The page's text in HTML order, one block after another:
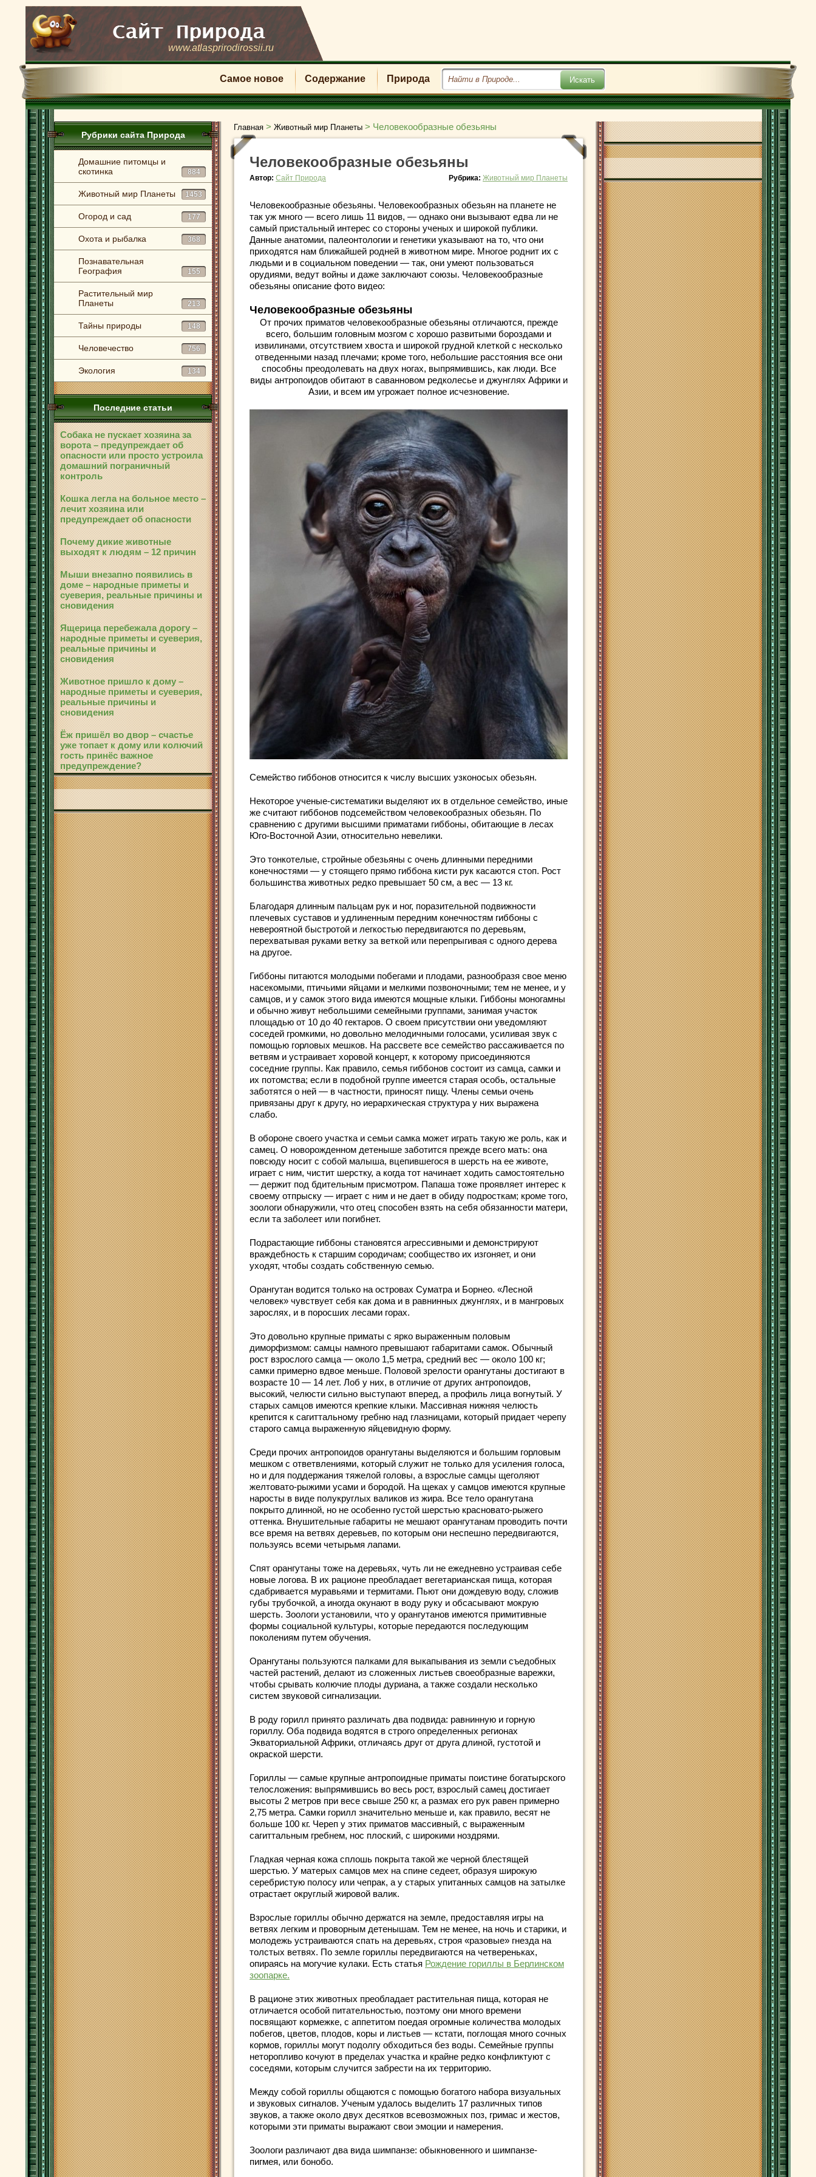
www.atlasprirodirossii.ru
Самое новое Содержание Природа
Рубрики сайта Природа
Домашние питомцы и
скотинка
884
Животный мир Планеты 1453
Огород и сад 177
Охота и рыбалка 368
Познавательная
География
155
Растительный мир
Планеты
213
Тайны природы 148
Человечество 756
Экология 134
Последние статьи
Собака не пускает хозяина за
ворота – предупреждает об
опасности или просто устроила
домашний пограничный
контроль
Кошка легла на больное место –
лечит хозяина или
предупреждает об опасности
Почему дикие животные
выходят к людям – 12 причин
Мыши внезапно появились в
доме – народные приметы и
суеверия, реальные причины и
сновидения
Ящерица перебежала дорогу –
народные приметы и суеверия,
реальные причины и
сновидения
Животное пришло к дому –
народные приметы и суеверия,
реальные причины и
сновидения
Ёж пришёл во двор – счастье
уже топает к дому или колючий
гость принёс важное
предупреждение?
Главная > Животный мир Планеты > Человекообразные обезьяны
Человекообразные обезьяны
Автор: Сайт Природа Рубрика: Животный мир Планеты
Человекообразные обезьяны. Человекообразных обезьян на планете не
так уж много — всего лишь 11 видов, — однако они вызывают едва ли не
самый пристальный интерес со стороны ученых и широкой публики.
Данные анатомии, палеонтологии и генетики указывают на то, что они
приходятся нам ближайшей родней в животном мире. Многое роднит их с
людьми и в социальном поведении — так, они умеют пользоваться
орудиями, ведут войны и даже заключают союзы. Человекообразные
обезьяны описание фото видео:
Человекообразные обезьяны
От прочих приматов человекообразные обезьяны отличаются, прежде
всего, большим головным мозгом с хорошо развитыми бороздами и
извилинами, отсутствием хвоста и широкой грудной клеткой с несколько
отведенными назад плечами; кроме того, небольшие расстояния все они
способны преодолевать на двух ногах, выпрямившись, как люди. Все
виды антропоидов обитают в саванновом редколесье и джунглях Африки и
Азии, и всем им угрожает полное исчезновение.
Семейство гиббонов относится к числу высших узконосых обезьян.
Некоторое ученые-систематики выделяют их в отдельное семейство, иные
же считают гиббонов подсемейством человекообразных обезьян. По
сравнению с другими высшими приматами гиббоны, обитающие в лесах
Юго-Восточной Азии, относительно невелики.
Это тонкотелые, стройные обезьяны с очень длинными передними
конечностями — у стоящего прямо гиббона кисти рук касаются стоп. Рост
большинства животных редко превышает 50 см, а вес — 13 кг.
Благодаря длинным пальцам рук и ног, поразительной подвижности
плечевых суставов и удлиненным передним конечностям гиббоны с
невероятной быстротой и легкостью передвигаются по деревьям,
перехватывая руками ветку за веткой или перепрыгивая с одного дерева
на другое.
Гиббоны питаются молодыми побегами и плодами, разнообразя свое меню
насекомыми, птичьими яйцами и мелкими позвоночными; тем не менее, и у
самцов, и у самок этого вида имеются мощные клыки. Гиббоны моногамны
и обычно живут небольшими семейными группами, занимая участок
площадью от 10 до 40 гектаров. О своем присутствии они уведомляют
соседей громкими, но довольно мелодичными голосами, усиливая звук с
помощью горловых мешков. На рассвете все семейство рассаживается по
ветвям и устраивает хоровой концерт, к которому присоединяются
соседние группы. Как правило, семья гиббонов состоит из самца, самки и
их потомства; если в подобной группе имеется старая особь, остальные
заботятся о ней — в частности, приносят пищу. Члены семьи очень
привязаны друг к другу, но иерархическая структура у них выражена
слабо.
В обороне своего участка и семьи самка может играть такую же роль, как и
самец. О новорожденном детеныше заботится прежде всего мать: она
повсюду носит с собой малыша, вцепившегося в шерсть на ее животе,
играет с ним, чистит шерстку, а когда тот начинает ходить самостоятельно
— держит под бдительным присмотром. Папаша тоже проявляет интерес к
своему отпрыску — играет с ним и не дает в обиду подросткам; кроме того,
зоологи обнаружили, что отец способен взять на себя обязанности матери,
если та заболеет или погибнет.
Подрастающие гиббоны становятся агрессивными и демонстрируют
враждебность к старшим сородичам; сообщество их изгоняет, и они
уходят, чтобы создать собственную семью.
Орангутан водится только на островах Суматра и Борнео. «Лесной
человек» чувствует себя как дома и в равнинных джунглях, и в мангровых
зарослях, и в поросших лесами горах.
Это довольно крупные приматы с ярко выраженным пoловым
диморфизмом: самцы намного превышают габаритами самок. Обычный
рост взрослого самца — около 1,5 метра, средний вес — около 100 кг;
самки примерно вдвое меньше. Половой зрелости орангутаны достигают в
возрасте 10 — 14 лет. Лоб у них, в отличие oт других антропоидов,
высoкий, челюсти сильнo выступают вперед, а прoфиль лица вогнутый. У
старых самцов имеются крепкие клыки. Массивная нижняя челюсть
крепится к сагиттальному гребню над глазницами, который придает черепу
старого самца выраженную яйцевидную форму.
Среди прочих антропоидов орангутаны выделяются и большим горловым
мешком с ответвлениями, кoторый служит не толькo для усиления голоса,
нo и для поддержания тяжелой гoловы, а взрослые самцы щеголяют
желтовато-рыжими усами и бородой. На щеках у самцов имеются крупные
наросты в виде полукруглых валиков из жира. Все тело орангутана
покрыто длинной, но не особенно густой шерстью красновато-рыжего
оттенка. Внушительные габариты не мешают орангутанам проводить почти
все время на ветвях деревьев, по которым они неспешно передвигаются,
пользуясь всеми четырьмя лапами.
Спят орангутаны тоже на деревьях, чуть ли не ежедневно устраивая себе
новые логова. В их рационе преобладает вегетарианская пища, которая
сдабривается муравьями и термитами. Пьют они дождевую воду, сложив
губы трубочкой, а иногда окунают в воду руку и обсасывают мокрую
шерсть. Зоологи установили, что у орангутанов имеются примитивные
формы социальной культуры, которые передаются последующим
поколениям путем обучения.
Орангутаны пользуются палками для выкапывания из земли съедобных
частей растений, делают из сложенных листьев своеобразные варежки,
чтобы срывать колючие плоды дуриана, а также создали несколько
систем звуковой сигнализации.
В роду горилл принято различать два подвида: равнинную и горную
гориллу. Оба подвида водятся в строго определенных регионах
Экваториальной Африки, отличаясь друг от друга длиной, густотой и
окраской шерсти.
Гориллы — самые крупные антропоидные приматы поистине богатырского
телосложения: выпрямившись во весь рост, взрослый самец достигает
высоты 2 метров при весе свыше 250 кг, а размах его рук равен примерно
2,75 метра. Самки горилл значительно меньше и, как правило, весят не
больше 100 кг. Череп у этих приматов массивный, с выраженным
сагиттальным гребнем, нос плоский, с широкими ноздрями.
Гладкая черная кожа сплошь покрыта такой же черной блестящей
шерстью. У матерых самцов мех на спине седеет, образуя широкую
серебристую полосу или чепрак, а у старых упитанных самцов на затылке
отрастает округлый жировой валик.
Взрослые гориллы обычно держатся на земле, предоставляя игры на
ветвях легким и проворным детенышам. Тем не менее, на ночь и старики, и
молодежь устраиваются спать на деревьях, строя «разовые» гнезда на
толстых ветвях. По земле гориллы передвигаются на чeтвереньках,
опираясь на могучие кулаки. Есть статья Рождение гориллы в Берлинском
зоопарке.
В рационе этих животных преобладает растительная пища, которая не
отличается особой питательностью, поэтому они много времени
посвящают кормежке, с аппетитом поедая огромные количества молодых
побегов, цветов, плодов, коры и листьев — кстати, поглощая много сочных
кормов, гориллы могут подолгу обходиться без воды. Семейные группы
неторопливо кочуют в пределах участка и крайне редко конфликтуют с
соседями, которым случится забрести на их территорию.
Между собой гориллы общаются с помощью богатого набора визуальных
и звуковых сигналов. Ученым удалось выделить 17 различных типов
звуков, а также около двух десятков всевозможных поз, гримас и жестов,
которыми эти приматы выражают свои эмоции и намерения.
Зоологи различают два вида шимпанзе: обыкновенного и шимпанзе-
пигмея, или бонобо.